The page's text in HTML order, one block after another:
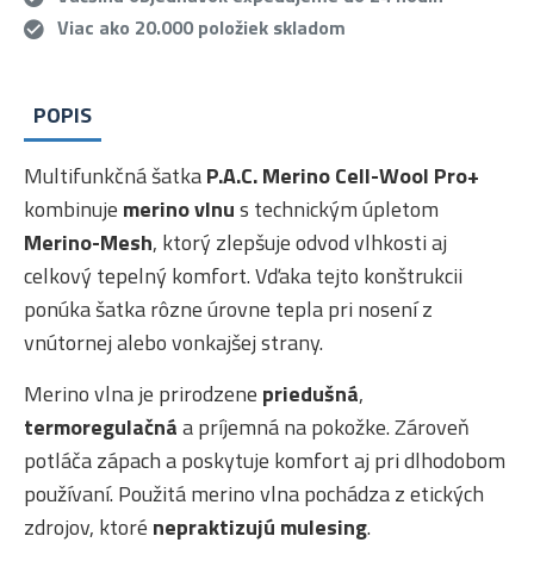
Viac ako 20.000 položiek skladom
POPIS
Multifunkčná šatkaP.A.C. Merino Cell-Wool Pro+
kombinuje merino vlnus technickým úpletom
Merino-Mesh, ktorý zlepšuje odvod vlhkosti aj
celkový tepelný komfort. Vďaka tejto konštrukcii
ponúka šatka rôzne úrovne tepla pri nosení z
vnútornej alebo vonkajšej strany.
Merino vlna je prirodzene priedušná,
termoregulačnáa príjemná na pokožke. Zároveň
potláča zápach a poskytuje komfort aj pri dlhodobom
používaní. Použitá merino vlna pochádza z etických
zdrojov, ktoré nepraktizujú mulesing.